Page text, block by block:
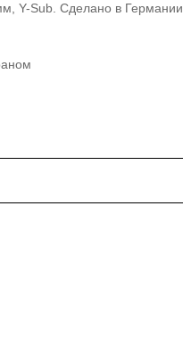
Y-Sub. Сделано в Германии.